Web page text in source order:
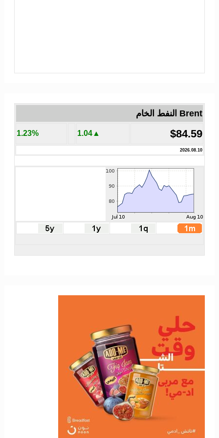
Brent النفط الخام
$84.59
▲1.04
1.23%
2026.08.10